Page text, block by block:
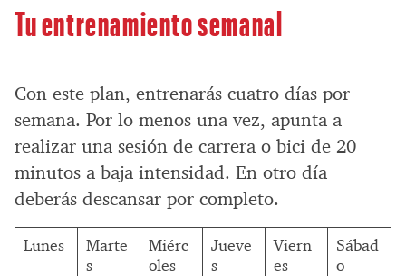
Tu entrenamiento semanal
Con este plan, entrenarás cuatro días por
semana. Por lo menos una vez, apunta a
realizar una sesión de carrera o bici de 20
minutos a baja intensidad. En otro día
deberás descansar por completo.
Lunes
Marte
s
Miérc
oles
Jueve
s
Viern
es
Sábad
o